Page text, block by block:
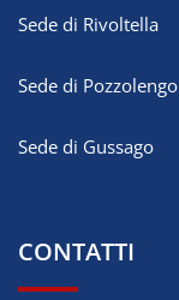
Sede di Rivoltella
Sede di Pozzolengo
Sede di Gussago
CONTATTI